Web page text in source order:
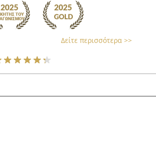
Δείτε περισσότερα >>